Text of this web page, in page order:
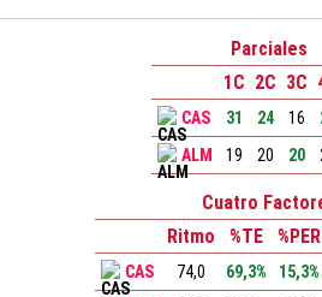
Parciales
1C 2C 3C
CAS 31 24 16
ALM
19 20 20
Cuatro
Ritmo
%TE %PER
CAS 74,0 69,3% 15,3%